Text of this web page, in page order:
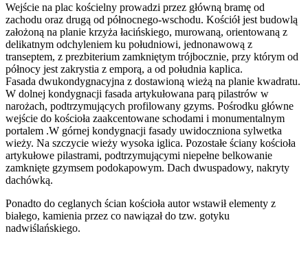
Wejście na plac kościelny prowadzi przez główną bramę od
zachodu oraz drugą od północnego-wschodu. Kościół jest budowlą
założoną na planie krzyża łacińskiego, murowaną, orientowaną z
delikatnym odchyleniem ku południowi, jednonawową z
transeptem, z prezbiterium zamkniętym trójbocznie, przy którym od
północy jest zakrystia z emporą, a od południa kaplica.
Fasada dwukondygnacyjna z dostawioną wieżą na planie kwadratu.
W dolnej kondygnacji fasada artykułowana parą pilastrów w
narożach, podtrzymujących profilowany gzyms. Pośrodku główne
wejście do kościoła zaakcentowane schodami i monumentalnym
portalem .W górnej kondygnacji fasady uwidoczniona sylwetka
wieży. Na szczycie wieży wysoka iglica. Pozostałe ściany kościoła
artykułowe pilastrami, podtrzymującymi niepełne belkowanie
zamknięte gzymsem podokapowym. Dach dwuspadowy, nakryty
dachówką.
Ponadto do ceglanych ścian kościoła autor wstawił elementy z
białego, kamienia przez co nawiązał do tzw. gotyku
nadwiślańskiego.